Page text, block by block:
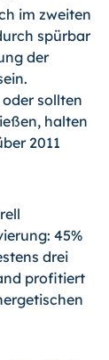
im zweiten
spürbar
der
sollten
halten
2011
45%
drei
profitiert